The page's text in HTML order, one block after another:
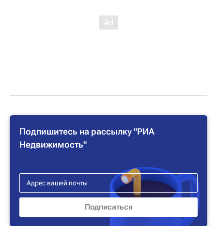
Подпишитесь на рассылку "РИА
Недвижимость"